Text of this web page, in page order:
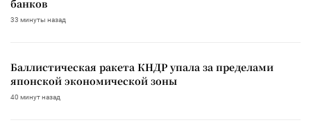
банков
33 минуты назад
Баллистическая ракета КНДР упала за пределами
японской экономической зоны
40 минут назад